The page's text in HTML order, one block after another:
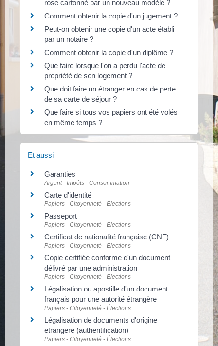
rose cartonné par un nouveau modèle ?
Comment obtenir la copie d'un jugement ?
Peut-on obtenir une copie d'un acte établi
par un notaire ?
Comment obtenir la copie d'un diplôme ?
Que faire lorsque l'on a perdu l'acte de
propriété de son logement ?
Que doit faire un étranger en cas de perte
de sa carte de séjour ?
Que faire si tous vos papiers ont été volés
en même temps ?
Et aussi
Garanties
Argent - Impôts - Consommation
Carte d'identité
Papiers - Citoyenneté - Élections
Passeport
Papiers - Citoyenneté - Élections
Certificat de nationalité française (CNF)
Papiers - Citoyenneté - Élections
Copie certifiée conforme d'un document
délivré par une administration
Papiers - Citoyenneté - Élections
Légalisation ou apostille d'un document
français pour une autorité étrangère
Papiers - Citoyenneté - Élections
Légalisation de documents d'origine
étrangère (authentification)
Papiers - Citoyenneté - Élections